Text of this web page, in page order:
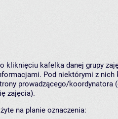
kliknięciu kafelka danej grupy
Pod niektórymi z nich
prowadzącego/koordynatora
zajęcia).
na planie oznaczenia: